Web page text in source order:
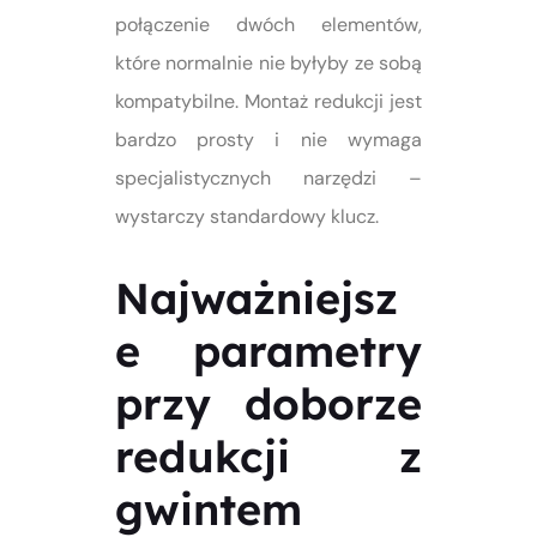
połączenie dwóch elementów,
które normalnie nie byłyby ze sobą
kompatybilne. Montaż redukcji jest
bardzo prosty i nie wymaga
specjalistycznych narzędzi –
wystarczy standardowy klucz.
Najważniejsz
e parametry
przy doborze
redukcji z
gwintem